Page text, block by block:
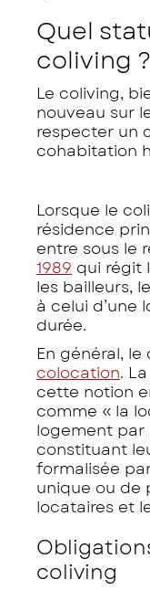
Quel
coliving ?
Le coliving,
nouveau sur
respecter un
cohabitation
Lorsque le
résidence
entre sous le
1989 qui régit
les bailleurs,
à celui d’une
durée.
En général,
colocation. La
cette notion
comme « la
logement par
constituant
formalisée
unique ou de
locataires et
coliving